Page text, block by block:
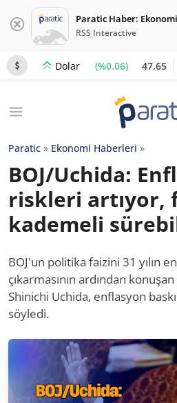
Paratic Haber:
RSS Interactive
Dolar (%0.06) 47.65
Paratic » Ekonomi Haberleri »
BOJ/Uchida:
riskleri artıyor,
kademeli
BOJ'un politika faizini 31 yılın
çıkarmasının ardından konuşan
Shinichi Uchida, enflasyon
söyledi.